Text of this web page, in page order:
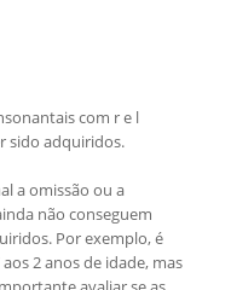
com r e l
sido adquiridos.
a omissão ou a
não conseguem
Por exemplo, é
2 anos de idade, mas